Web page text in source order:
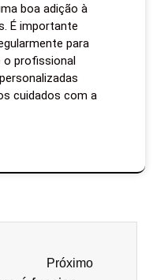
boa adição à
É importante
para
o profissional
cuidados com a
Próximo